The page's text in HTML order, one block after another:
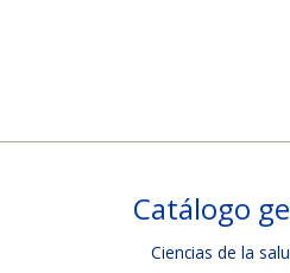
Catálogo
Ciencias de la